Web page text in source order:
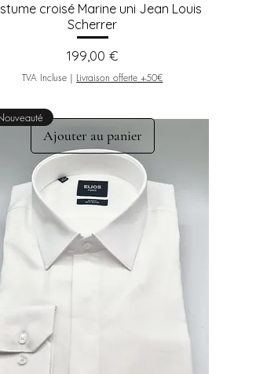
croisé Marine uni Jean Louis
Scherrer
Prix
199,00 €
TVA Incluse | Livraison offerte +50€
Ajouter au panier